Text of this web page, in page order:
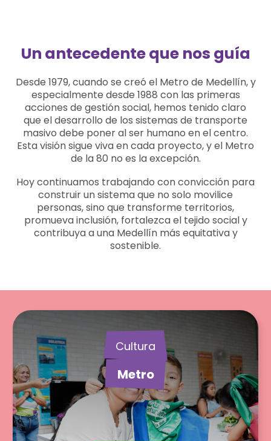
Un antecedente que nos guía
Desde 1979, cuando se creó el Metro de Medellín, y
especialmente desde 1988 con las primeras
acciones de gestión social, hemos tenido claro
que el desarrollo de los sistemas de transporte
masivo debe poner al ser humano en el centro.
Esta visión sigue viva en cada proyecto, y el Metro
de la 80 no es la excepción.
Hoy continuamos trabajando con convicción para
construir un sistema que no solo movilice
personas, sino que transforme territorios,
promueva inclusión, fortalezca el tejido social y
contribuya a una Medellín más equitativa y
sostenible.
Cultura
Metro